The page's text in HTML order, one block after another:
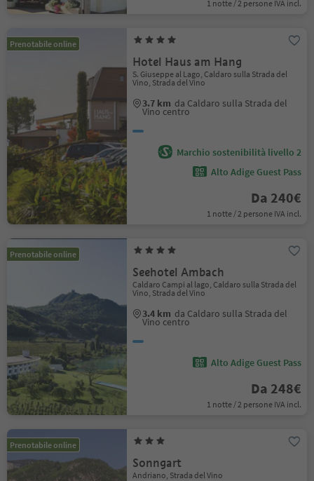
1 notte / 2 persone IVA incl.
Prenotabile online
Hotel Haus am Hang
S. Giuseppe al Lago, Caldaro sulla Strada del
Vino, Strada del Vino
3.7 km da Caldaro sulla Strada del
Vino centro
Marchio sostenibilità livello 2
Alto Adige Guest Pass
Da 240€
1 notte / 2 persone IVA incl.
Prenotabile online
Seehotel Ambach
Caldaro Campi al lago, Caldaro sulla Strada del
Vino, Strada del Vino
3.4 km da Caldaro sulla Strada del
Vino centro
Alto Adige Guest Pass
Da 248€
1 notte / 2 persone IVA incl.
Prenotabile online
Sonngart
Andriano, Strada del Vino